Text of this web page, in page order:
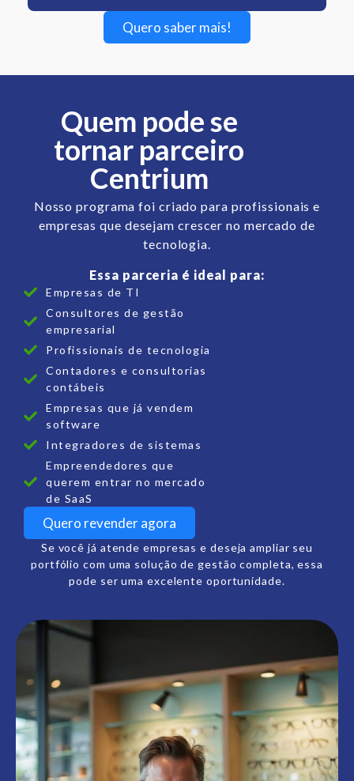
Quero saber mais!
Quem pode se
tornar parceiro
Centrium
Nosso programa foi criado para profissionais e
empresas que desejam crescer no mercado de
tecnologia.
Essa parceria é ideal para:
Empresas de TI
Consultores de gestão
empresarial
Profissionais de tecnologia
Contadores e consultorias
contábeis
Empresas que já vendem
software
Integradores de sistemas
Empreendedores que
querem entrar no mercado
de SaaS
Quero revender agora
Se você já atende empresas e deseja ampliar seu
portfólio com uma solução de gestão completa, essa
pode ser uma excelente oportunidade.